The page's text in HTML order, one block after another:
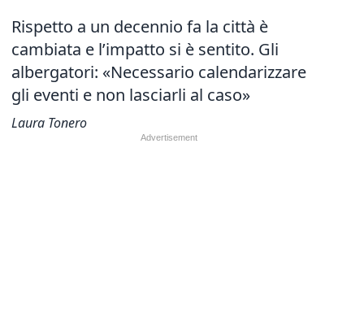
Rispetto a un decennio fa la città è
cambiata e l’impatto si è sentito. Gli
albergatori: «Necessario calendarizzare
gli eventi e non lasciarli al caso»
Laura Tonero